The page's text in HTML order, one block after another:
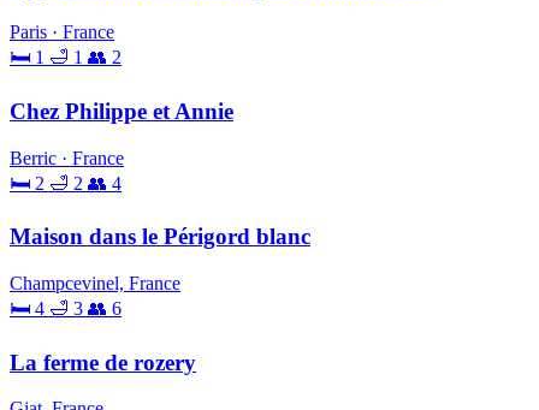
Paris · France
🛏 1 🛁 1 👥 2
Chez Philippe et Annie
Berric · France
🛏 2 🛁 2 👥 4
Maison dans le Périgord blanc
Champcevinel, France
🛏 4 🛁 3 👥 6
La ferme de rozery